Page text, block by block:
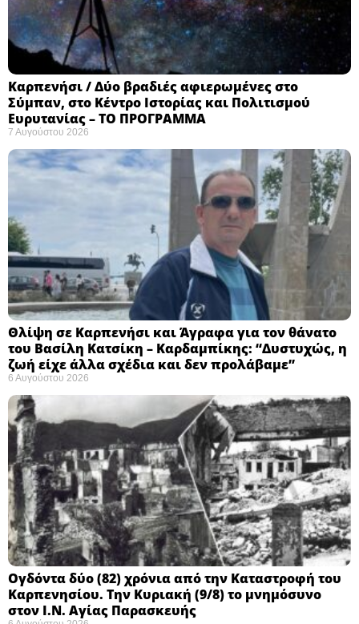
Καρπενήσι / Δύο βραδιές αφιερωμένες στο
Σύμπαν, στο Κέντρο Ιστορίας και Πολιτισμού
Ευρυτανίας – ΤΟ ΠΡΟΓΡΑΜΜΑ
7 Αυγούστου 2026
Θλίψη σε Καρπενήσι και Άγραφα για τον θάνατο
του Βασίλη Κατσίκη – Καρδαμπίκης: “Δυστυχώς, η
ζωή είχε άλλα σχέδια και δεν προλάβαμε”
6 Αυγούστου 2026
Ογδόντα δύο (82) χρόνια από την Καταστροφή του
Καρπενησίου. Την Κυριακή (9/8) το μνημόσυνο
στον Ι.Ν. Αγίας Παρασκευής